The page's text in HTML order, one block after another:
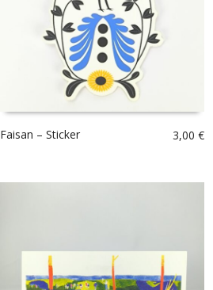
Faisan – Sticker 3,00 €